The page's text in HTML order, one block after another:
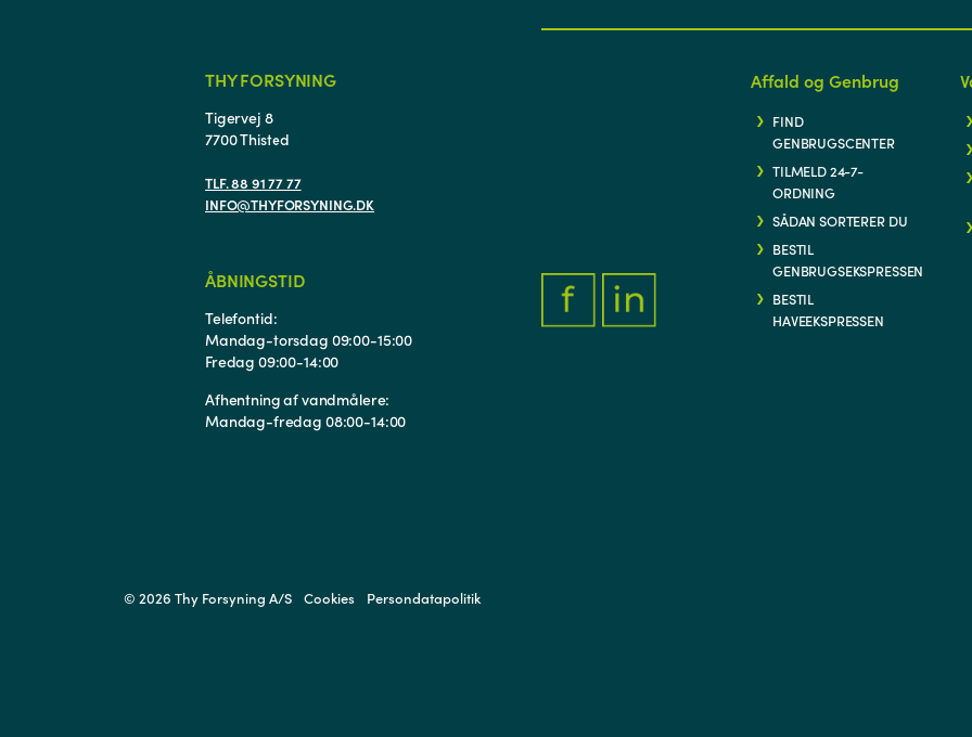
THY FORSYNING
Tigervej 8
7700 Thisted
TLF. 88 91 77 77
INFO@THYFORSYNING.DK
ÅBNINGSTID
Telefontid:
Mandag-torsdag 09:00-15:00
Fredag 09:00-14:00
Afhentning af vandmålere:
Mandag-fredag 08:00-14:00
Affald og Genbrug
FIND
GENBRUGSCENTER
TILMELD 24-7-
ORDNING
SÅDAN SORTERER DU
BESTIL
GENBRUGSEKSPRESSEN
BESTIL
HAVEEKSPRESSEN
© 2026 Thy Forsyning A/S Cookies Persondatapolitik